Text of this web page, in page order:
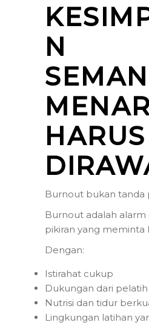
N
HARUS
Burnout bukan tanda
Burnout adalah
pikiran yang meminta
Dengan:
Istirahat cukup
Dukungan dari
Nutrisi dan tidur
Lingkungan latihan